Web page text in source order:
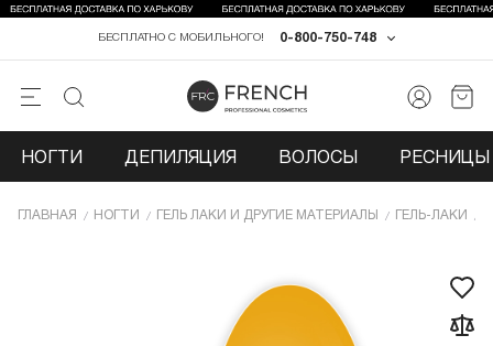
0-800-750-748
БЕСПЛАТНО С МОБИЛЬНОГО!
НОГТИ ДЕПИЛЯЦИЯ ВОЛОСЫ РЕСНИЦЫ
ГЛАВНАЯ НОГТИ ГЕЛЬ ЛАКИ И ДРУГИЕ МАТЕРИАЛЫ ГЕЛЬ-ЛАКИ